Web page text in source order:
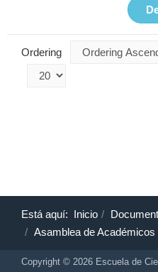
Ordering
Está aquí: Inicio
Asamblea de Académicos
Copyright © 2026 Escuela de